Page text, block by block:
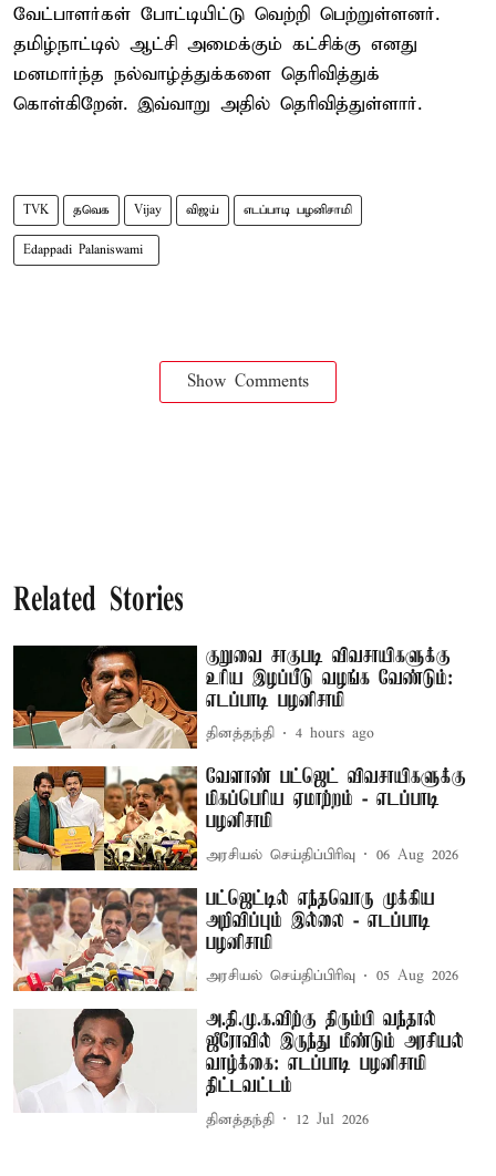
வேட்பாளர்கள் போட்டியிட்டு வெற்றி பெற்றுள்ளனர்.
தமிழ்நாட்டில் ஆட்சி அமைக்கும் கட்சிக்கு எனது
மனமார்ந்த நல்வாழ்த்துக்களை தெரிவித்துக்
கொள்கிறேன். இவ்வாறு அதில் தெரிவித்துள்ளார்.
TVK தவெக Vijay விஜய் எடப்பாடி பழனிசாமி
Edappadi Palaniswami ​
Show Comments
Related Stories
குறுவை சாகுபடி விவசாயிகளுக்கு
உரிய இழப்பீடு வழங்க வேண்டும்:
எடப்பாடி பழனிசாமி
தினத்தந்தி 4 hours ago
வேளாண் பட்ஜெட் விவசாயிகளுக்கு
மிகப்பெரிய ஏமாற்றம் - எடப்பாடி
பழனிசாமி
அரசியல் செய்திப்பிரிவு 06 Aug 2026
பட்ஜெட்டில் எந்தவொரு முக்கிய
அறிவிப்பும் இல்லை - எடப்பாடி
பழனிசாமி
அரசியல் செய்திப்பிரிவு 05 Aug 2026
அ.தி.மு.க.விற்கு திரும்பி வந்தால்
ஜீரோவில் இருந்து மீண்டும் அரசியல்
வாழ்க்கை: எடப்பாடி பழனிசாமி
திட்டவட்டம்
தினத்தந்தி 12 Jul 2026